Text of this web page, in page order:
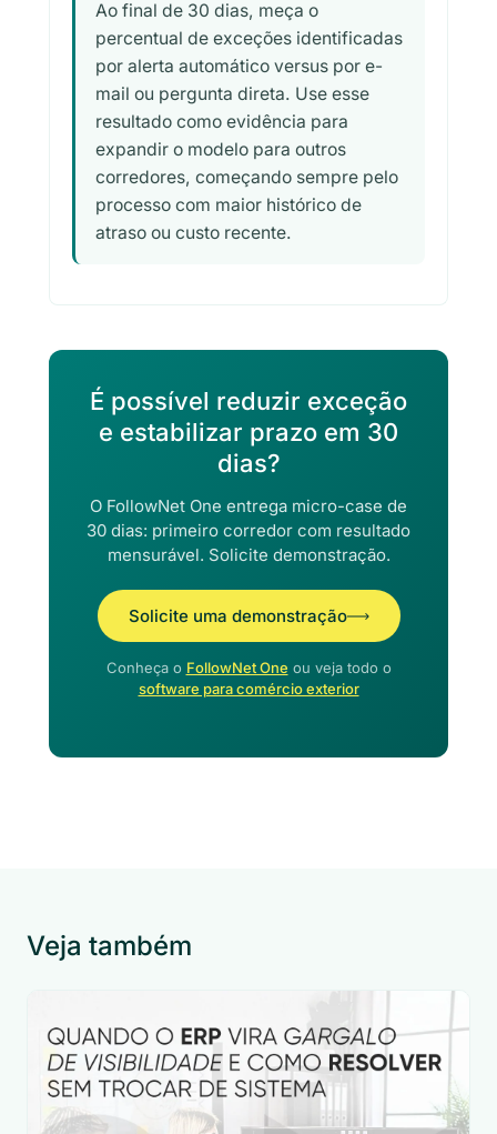
Ao final de 30 dias, meça o
percentual de exceções identificadas
por alerta automático versus por e-
mail ou pergunta direta. Use esse
resultado como evidência para
expandir o modelo para outros
corredores, começando sempre pelo
processo com maior histórico de
atraso ou custo recente.
É possível reduzir exceção
e estabilizar prazo em 30
dias?
O FollowNet One entrega micro-case de
30 dias: primeiro corredor com resultado
mensurável. Solicite demonstração.
Solicite uma demonstração
Conheça o FollowNet One ou veja todo o
software para comércio exterior
Veja também